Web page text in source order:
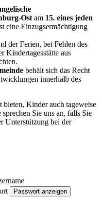
Ost am 15. eines jeden
eine Einzugsermächtigung
der Ferien, bei Fehlen des
Kindertagesstätte aus
behält sich das Recht
innerhalb des
Kinder auch tageweise
Sie uns an, falls Sie
Unterstützung bei der
Passwort anzeigen